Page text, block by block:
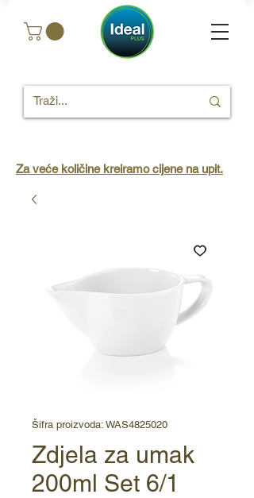
Za veće količine kreiramo cijene na upit.
Šifra proizvoda: WAS4825020
Zdjela za umak
200ml Set 6/1